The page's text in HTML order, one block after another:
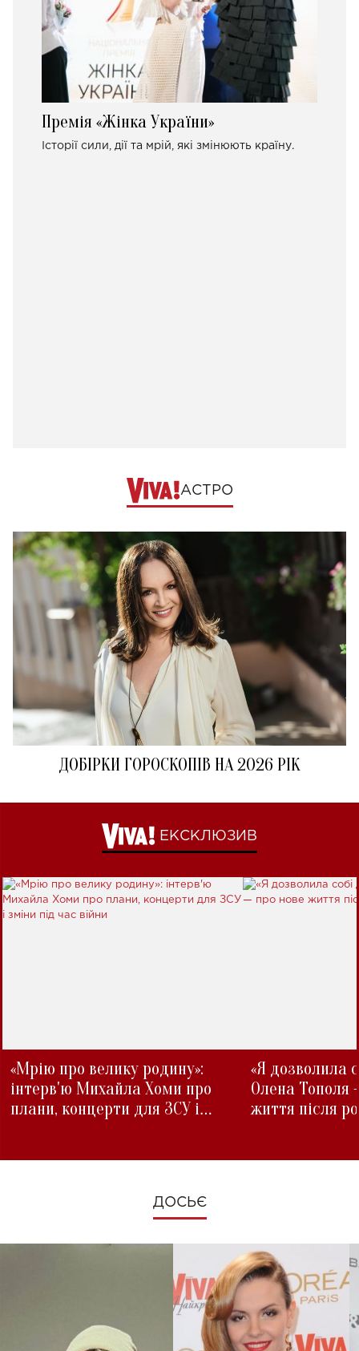
Премія «Жінка України»
Історії сили, дії та мрій, які змінюють країну.
АСТРО
ДОБІРКИ ГОРОСКОПІВ НА 2026 РІК
ЕКСКЛЮЗИВ
«Мрію про велику родину»:
інтерв'ю Михайла Хоми про
плани, концерти для ЗСУ і
«Я дозволила
Олена Тополя
життя після
ДОСЬЄ